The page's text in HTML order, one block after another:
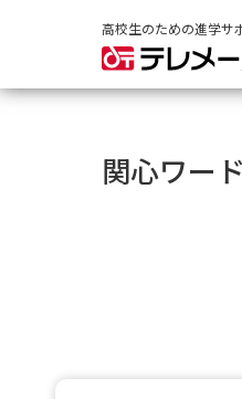
高校生のための進学サ
関心ワー